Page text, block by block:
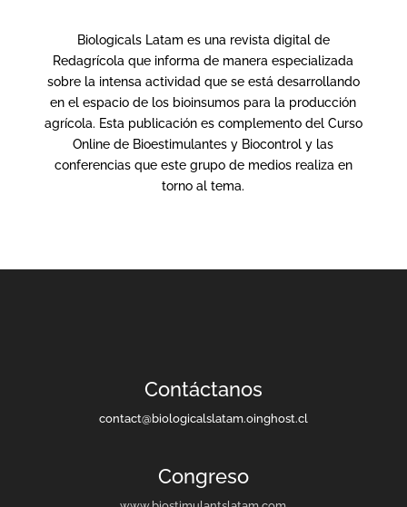
Biologicals Latam es una revista digital de
Redagrícola que informa de manera especializada
sobre la intensa actividad que se está desarrollando
en el espacio de los bioinsumos para la producción
agrícola. Esta publicación es complemento del Curso
Online de Bioestimulantes y Biocontrol y las
conferencias que este grupo de medios realiza en
torno al tema.
Contáctanos
contact@biologicalslatam.oinghost.cl
Congreso